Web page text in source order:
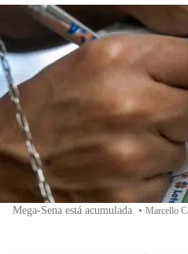
Mega-Sena está acumulada • Marcello